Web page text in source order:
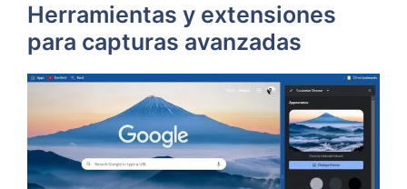
Herramientas y extensiones
para capturas avanzadas